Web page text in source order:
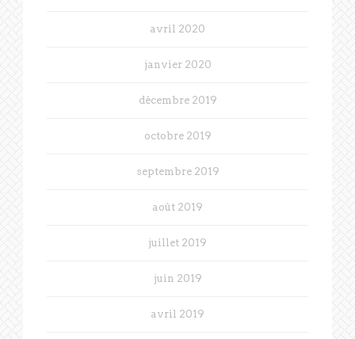
avril 2020
janvier 2020
décembre 2019
octobre 2019
septembre 2019
août 2019
juillet 2019
juin 2019
avril 2019